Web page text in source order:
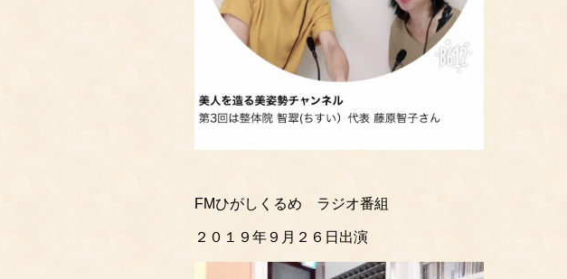
FMひがしくるめ ラジオ番組
２０１９年９月２６日出演